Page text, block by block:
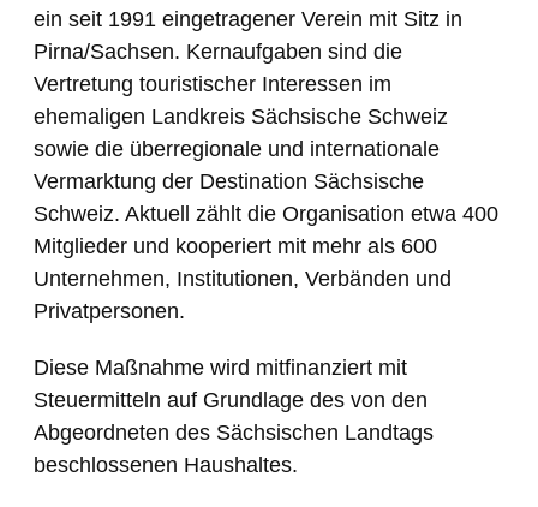
ein seit 1991 eingetragener Verein mit Sitz in
Pirna/Sachsen. Kernaufgaben sind die
Vertretung touristischer Interessen im
ehemaligen Landkreis Sächsische Schweiz
sowie die überregionale und internationale
Vermarktung der Destination Sächsische
Schweiz. Aktuell zählt die Organisation etwa 400
Mitglieder und kooperiert mit mehr als 600
Unternehmen, Institutionen, Verbänden und
Privatpersonen.
Diese Maßnahme wird mitfinanziert mit
Steuermitteln auf Grundlage des von den
Abgeordneten des Sächsischen Landtags
beschlossenen Haushaltes.